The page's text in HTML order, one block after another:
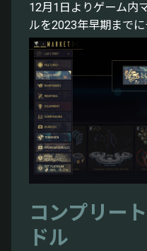
12月1日よりゲーム内
ルを2023年早期までに
コンプリー
ドル